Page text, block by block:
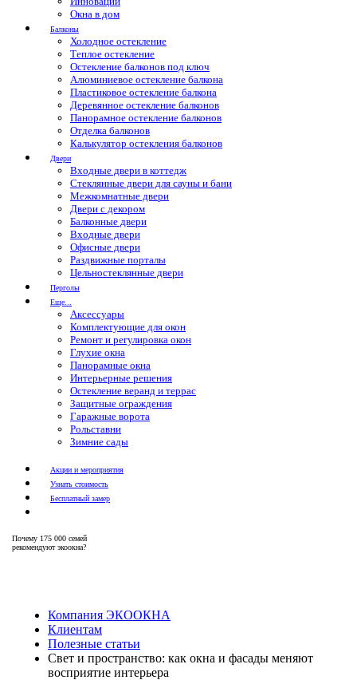
Окна в дом
Балконы
Холодное остекление
Теплое остекление
Остекление балконов под ключ
Алюминиевое остекление балкона
Пластиковое остекление балкона
Деревянное остекление балконов
Панорамное остекление балконов
Отделка балконов
Калькулятор остекления балконов
Двери
Входные двери в коттедж
Стеклянные двери для сауны и бани
Межкомнатные двери
Двери с декором
Балконные двери
Входные двери
Офисные двери
Раздвижные порталы
Цельностеклянные двери
Перголы
Еще...
Аксессуары
Комплектующие для окон
Ремонт и регулировка окон
Глухие окна
Панорамные окна
Интерьерные решения
Остекление веранд и террас
Защитные ограждения
Гаражные ворота
Рольставни
Зимние сады
Акции и мероприятия
Узнать стоимость
Бесплатный замер
Почему 175 000 семей
рекомендуют экоокна?
Компания ЭКООКНА
Клиентам
Полезные статьи
Свет и пространство: как окна и фасады меняют
восприятие интерьера